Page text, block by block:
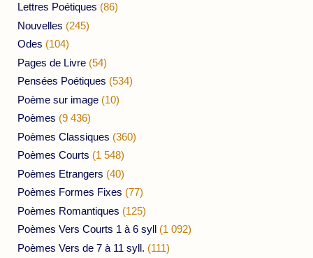
Lettres Poétiques (86)
Nouvelles (245)
Odes (104)
Pages de Livre (54)
Pensées Poétiques (534)
Poème sur image (10)
Poèmes (9 436)
Poèmes Classiques (360)
Poèmes Courts (1 548)
Poèmes Etrangers (40)
Poèmes Formes Fixes (77)
Poèmes Romantiques (125)
Poèmes Vers Courts 1 à 6 syll (1 092)
Poèmes Vers de 7 à 11 syll. (111)